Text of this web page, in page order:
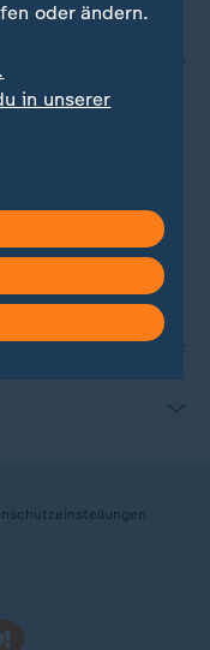
oder ändern.
in unserer